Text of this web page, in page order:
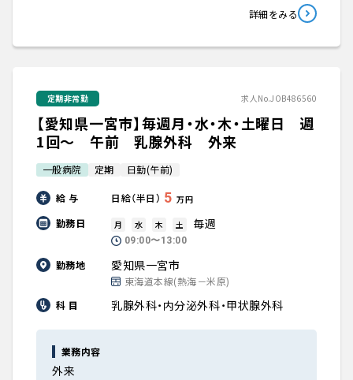
詳細をみる
定期非常勤 求人No.JOB486560
【愛知県一宮市】毎週月・水・木・土曜日 週
1回～ 午前 乳腺外科 外来
一般病院 定期 日勤(午前)
給 与 日給（半日） 5 万円
勤務日 月 水 木 土 毎週
09:00〜13:00
勤務地 愛知県一宮市
東海道本線(熱海－米原)
科 目
乳腺外科・内分泌外科・甲状腺外科
業務内容
外来